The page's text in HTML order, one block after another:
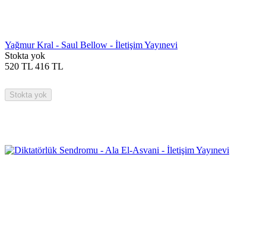
Yağmur Kral - Saul Bellow - İletişim Yayınevi
Stokta yok
520 TL 416 TL
Stokta yok